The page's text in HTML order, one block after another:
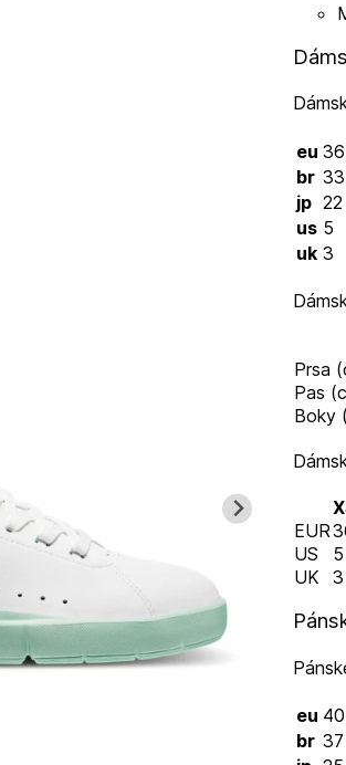
eu 36
br 33
jp 22
us 5
uk 3
Prsa
Pas
Boky
EUR
US
UK
eu 40
br 37